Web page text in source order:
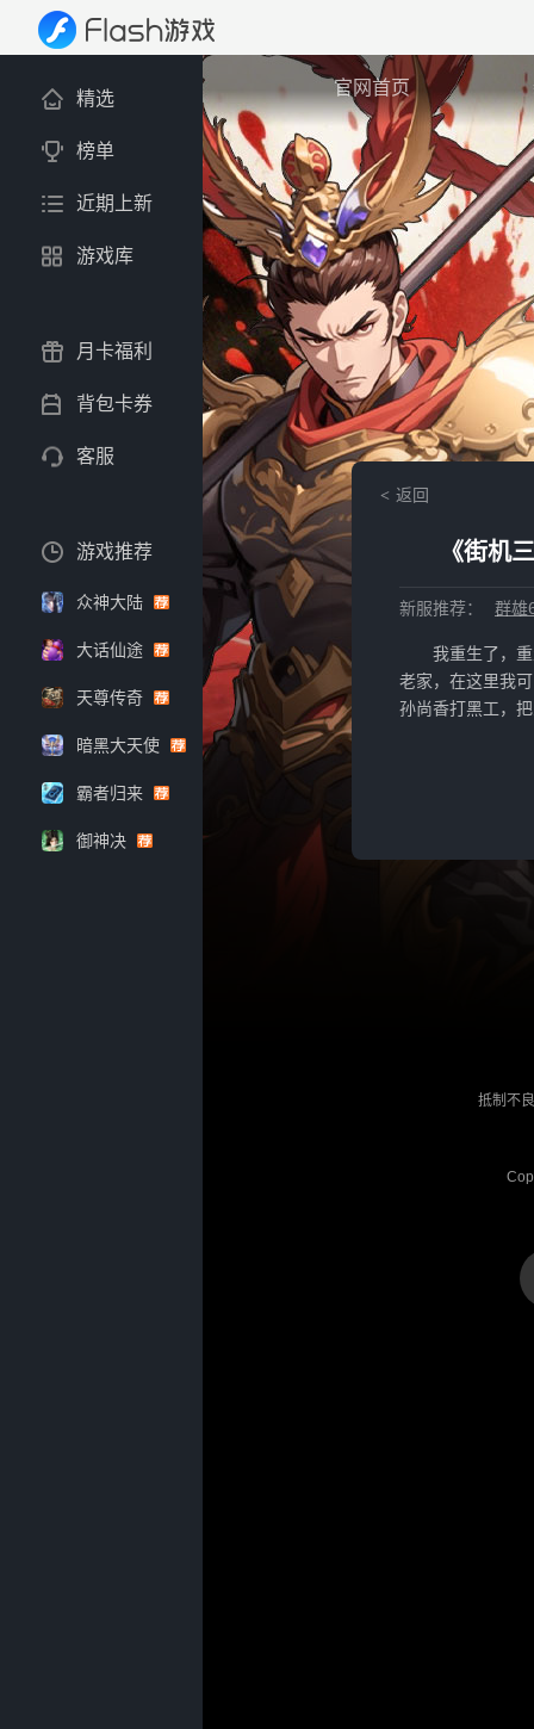
官网首页
返回
《街机
新服推荐： 群雄
我重生了，
老家，在这里我
孙尚香打黑工，
精选
榜单
近期上新
游戏库
月卡福利
背包卡券
客服
游戏推荐
众神大陆
大话仙途
天尊传奇
暗黑大天使
霸者归来
御神决
抵制不